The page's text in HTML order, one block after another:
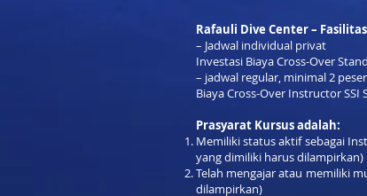
Rafauli Dive Center –
– Jadwal individual privat
Investasi Biaya Cross-Over
– jadwal regular, minimal 2
Biaya Cross-Over Instructor SSI
Prasyarat Kursus adalah:
Memiliki status aktif sebagai
yang dimiliki harus dilampirkan)
Telah mengajar atau memiliki
dilampirkan)